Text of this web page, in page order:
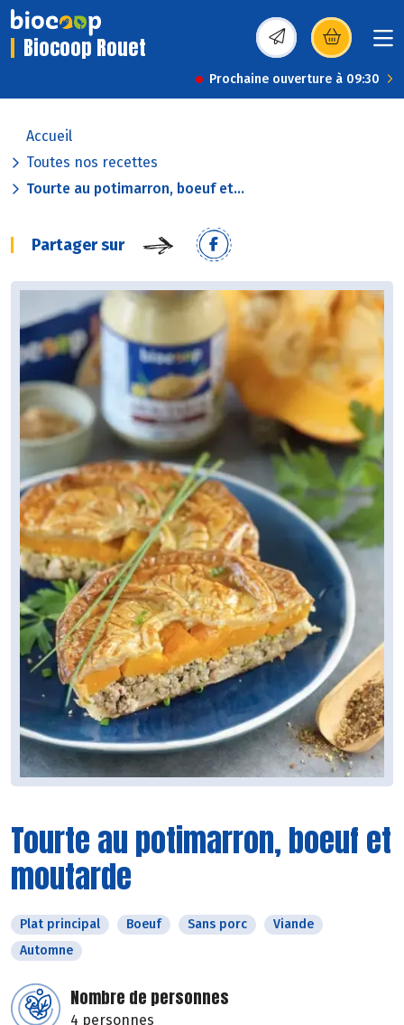
Biocoop Rouet (s’ouvre dans une
Prochaine ouverture à 09:30
Accueil
Toutes nos recettes
Tourte au potimarron, boeuf et...
Partager sur
Tourte au potimarron, boeuf et
moutarde
Plat principal Boeuf Sans porc
Viande
Automne
Nombre de personnes
4 personnes